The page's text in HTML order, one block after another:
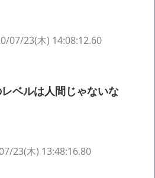
07/23(木) 14:08:12.60
ベルは人間じゃないな
23(木) 13:48:16.80